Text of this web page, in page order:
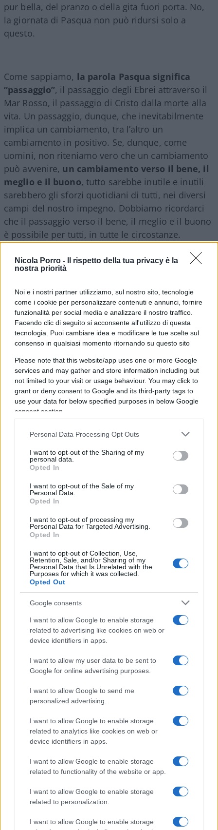
Nicola Porro -
Il rispetto della tua privacy è la
nostra priorità
Noi e i nostri partner utilizziamo, sul nostro sito, tecnologie
come i cookie per personalizzare contenuti e annunci, fornire
funzionalità per social media e analizzare il nostro traffico.
Facendo clic di seguito si acconsente all'utilizzo di questa
tecnologia. Puoi cambiare idea e modificare le tue scelte sul
consenso in qualsiasi momento ritornando su questo sito
Please note that this website/app uses one or more Google
services and may gather and store information including but
not limited to your visit or usage behaviour. You may click to
grant or deny consent to Google and its third-party tags to
use your data for below specified purposes in below Google
consent section.
Personal Data Processing Opt Outs
I want to opt-out of the Sharing of my
personal data.
Opted In
I want to opt-out of the Sale of my
Personal Data.
Opted In
I want to opt-out of processing my
Personal Data for Targeted Advertising.
Opted In
I want to opt-out of Collection, Use,
Retention, Sale, and/or Sharing of my
Personal Data that Is Unrelated with the
Purposes for which it was collected.
Opted Out
Google consents
I want to allow Google to enable storage
related to advertising like cookies on web or
device identifiers in apps.
I want to allow my user data to be sent to
Google for online advertising purposes.
I want to allow Google to send me
personalized advertising.
I want to allow Google to enable storage
related to analytics like cookies on web or
device identifiers in apps.
I want to allow Google to enable storage
related to functionality of the website or app.
I want to allow Google to enable storage
related to personalization.
I want to allow Google to enable storage
pur bella, del pranzo o della gita fuori porta. No,
la giornata di Pasqua non può ridursi solo a
questo.
Come sappiamo, la parola Pasqua significa
“passaggio”, il passaggio degli Ebrei attraverso il
Mar Rosso, il passaggio di Cristo dalla morte alla
vita. Un passaggio, dunque, che inevitabilmente
implica un cambiamento, tra l’altro un
cambiamento in positivo. Se, dunque, come
uomini, non riteniamo vero che un cambiamento
può avvenire, un cambiamento verso il bene, il
meglio e il buono, tutto sarebbe inutile e inutili
sarebbero gli sforzi quotidiani di tutti, nei diversi
campi del nostro impegno. Dobbiamo ricordarci
che il passaggio verso il bene, il meglio e il buono
è possibile per tutti, in tutte le circostanze.
Il nostro mondo ha, infatti, tanto bisogno di
cambiamenti, di passaggi radicali, di decise
inversioni di rotta. Credo che il cambiamento più
necessario sia quello che porti alla sconfitta
dell’egoismo e dello spirito di rivalsa: da essi
nascono le guerre (quante guerre ancora si
combattono nel mondo!) e le politiche
economiche che tendono alla contrapposizione
degli interessi, più che alla loro legittima tutela,
con conseguenze nefaste per la vita delle persone
comuni. Ecco perché dico che questo è il
passaggio più urgente da compiere da parte di
tuttima, soprattutto, da parte di chi ha
responsabilità nella politica, nelle Istituzioni, nella
società, nel sapere.
Diversamente la festa di Pasqua sarà l’ennesima
giornata trascorsa come tante altre, soprattutto
senza alcuna prospettiva di responsabilità per il
prossimo e per la comunità nella quale ciascuno
di fraternità. Il mio augurio di Pasqua è che
ognuno possa compiereun passaggio verso il
, il meglio e il buono e che il senso della
fraternità universale possa divenire la nuova
chiave di lettura della nostra vicenda umana.
Con preghiera,
sufficientecliccare quiper iscriversi al canale ed
essere sempre aggiornati (gratis)
#FESTIVITÀ #PASQUA #VALORI
7